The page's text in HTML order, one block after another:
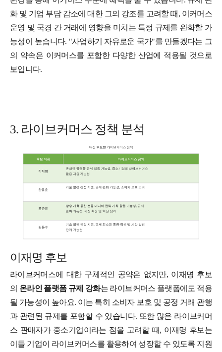
화 및 기업 부담 감소에 대한 그의 강조를 고려할 때, 이커머스
운영 및 국경 간 거래에 영향을 미치는 특정 규제를 완화할 가
능성이 높습니다. "사업하기 자유로운 국가"를 만들겠다는 그
의 약속은 이커머스를 포함한 다양한 산업에 적용될 것으로
보입니다.
3. 라이브커머스 정책 분석
이재명 후보
라이브커머스에 대한 구체적인 공약은 없지만, 이재명 후보
의 온라인 플랫폼 규제 강화는 라이브커머스 플랫폼에도 적용
될 가능성이 높아요. 이는 특히 소비자 보호 및 공정 거래 관행
과 관련된 규제를 포함할 수 있습니다. 또한 많은 라이브커머
스 판매자가 중소기업이라는 점을 고려할 때, 이재명 후보는
이들 기업이 라이브커머스를 활용하여 성장할 수 있도록 지원